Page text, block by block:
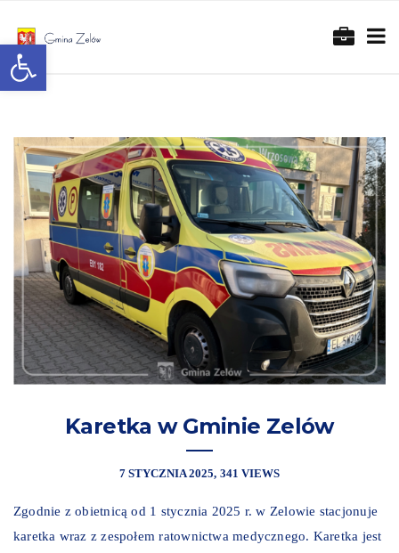
Otwórz pasek narzędzi
Karetka w Gminie Zelów
7 STYCZNIA 2025 341 VIEWS
Zgodnie z obietnicą od 1 stycznia 2025 r. w Zelowie stacjonuje
karetka wraz z zespołem ratownictwa medycznego. Karetka jest